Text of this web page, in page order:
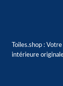
Toiles.shop :
intérieure